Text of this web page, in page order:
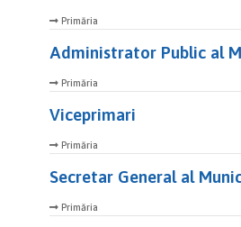
Primăria
Administrator Public al
Primăria
Viceprimari
Primăria
Secretar General al
Primăria